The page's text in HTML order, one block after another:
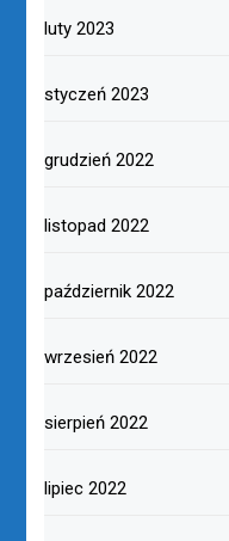
luty 2023
styczeń 2023
grudzień 2022
listopad 2022
październik 2022
wrzesień 2022
sierpień 2022
lipiec 2022